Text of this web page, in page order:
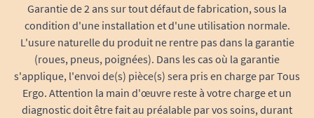
Garantie de 2 ans sur tout défaut de fabrication, sous la
condition d'une installation et d'une utilisation normale.
L'usure naturelle du produit ne rentre pas dans la garantie
(roues, pneus, poignées). Dans les cas où la garantie
s'applique, l'envoi de(s) pièce(s) sera pris en charge par Tous
Ergo. Attention la main d'œuvre reste à votre charge et un
diagnostic doit être fait au préalable par vos soins, durant